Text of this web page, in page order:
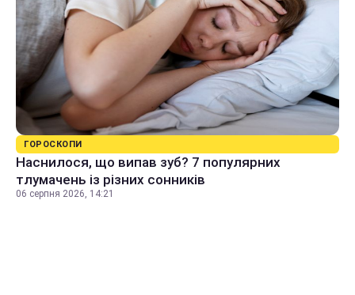
ГОРОСКОПИ
Наснилося, що випав зуб? 7 популярних
тлумачень із різних сонників
06 серпня 2026, 14:21